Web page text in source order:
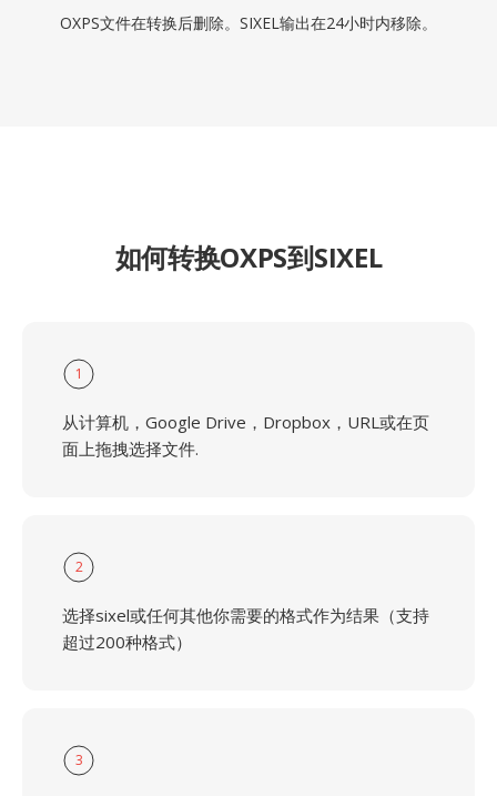
OXPS文件在转换后删除。SIXEL输出在24小时内移除。
如何转换OXPS到SIXEL
1
从计算机，Google Drive，Dropbox，URL或在页
面上拖拽选择文件.
2
选择sixel或任何其他你需要的格式作为结果（支持
超过200种格式）
3